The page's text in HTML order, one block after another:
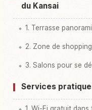
du Kansai
1. Terrasse
2. Zone de
3. Salons pour se
Services